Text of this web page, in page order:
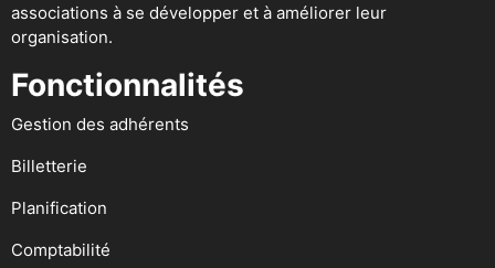
associations à se développer et à améliorer leur
organisation.
Fonctionnalités
Gestion des adhérents
Billetterie
Planification
Comptabilité